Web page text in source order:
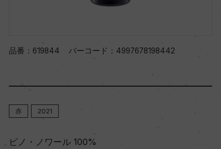
品番： 619844 バーコード： 4997678198442
赤 2021
ピノ・ノワール 100%